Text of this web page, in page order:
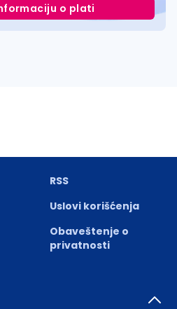
o plati
RSS
Uslovi korišćenja
Obaveštenje o
privatnosti